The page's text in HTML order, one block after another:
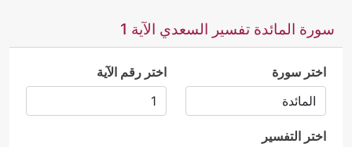
سورة المائدة تفسير السعدي الآية 1
اختر سورة اختر رقم الآية
اختر التفسير